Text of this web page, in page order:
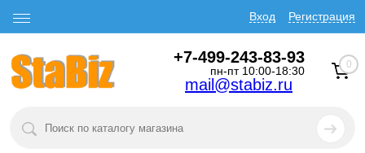
Вход Регистрация
+7-499-243-83-93
пн-пт 10:00-18:30
mail@stabiz.ru
0